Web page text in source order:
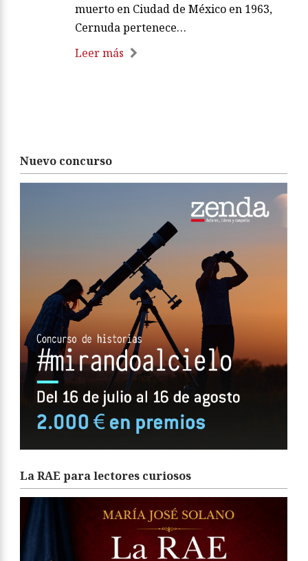
muerto en Ciudad de México en 1963,
Cernuda pertenece…
Leer más
Nuevo concurso
La RAE para lectores curiosos